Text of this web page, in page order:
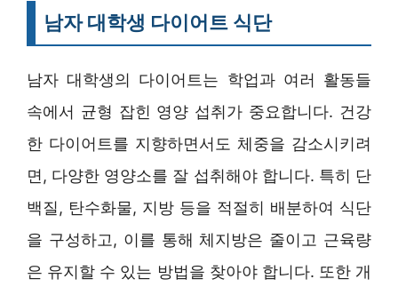
남자 대학생 다이어트 식단
남자 대학생의 다이어트는 학업과 여러 활동들
속에서 균형 잡힌 영양 섭취가 중요합니다. 건강
한 다이어트를 지향하면서도 체중을 감소시키려
면, 다양한 영양소를 잘 섭취해야 합니다. 특히 단
백질, 탄수화물, 지방 등을 적절히 배분하여 식단
을 구성하고, 이를 통해 체지방은 줄이고 근육량
은 유지할 수 있는 방법을 찾아야 합니다. 또한 개